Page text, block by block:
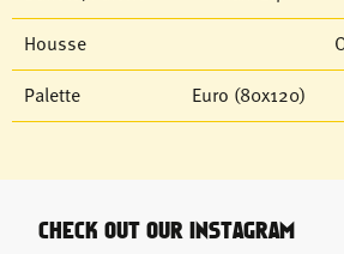
Housse
Palette
Euro (80x120)
CHECK OUT OUR INSTAGRAM